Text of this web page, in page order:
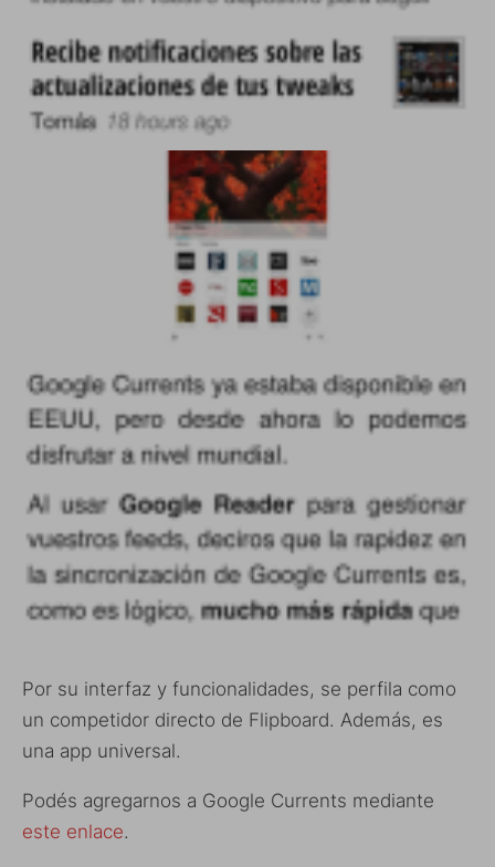
Por su interfaz y funcionalidades, se perfila como
un competidor directo de Flipboard. Además, es
una app universal.
Podés agregarnos a Google Currents mediante
este enlace.